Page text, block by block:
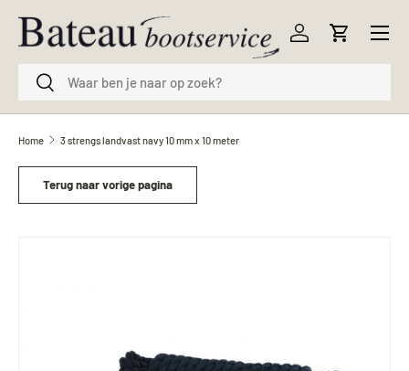
Ga naar inhoud
ZoekenZoeken
Inloggen
Menu
Home 3 strengs landvast navy 10 mm x 10 meter
Terug naar vorige pagina